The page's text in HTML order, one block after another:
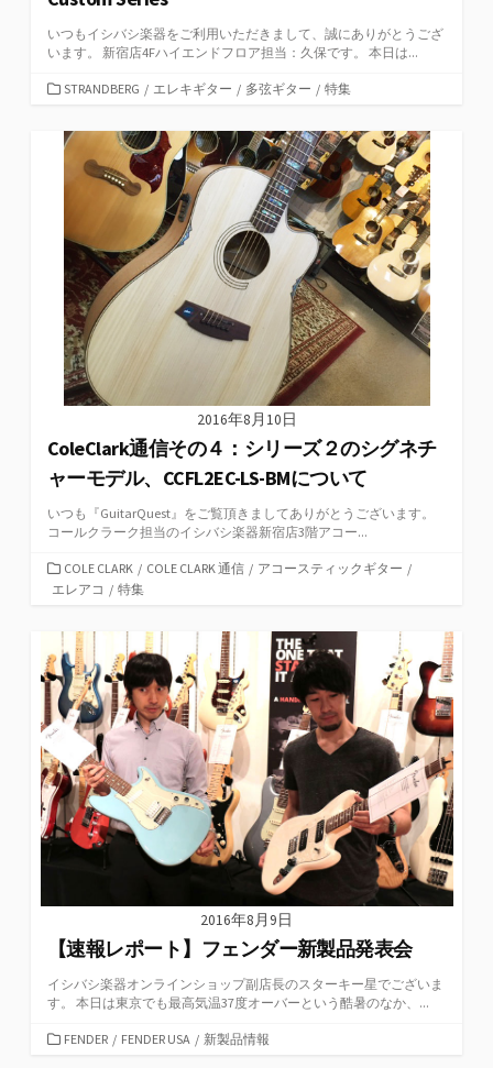
いつもイシバシ楽器をご利用いただきまして、誠にありがとうござ
います。 新宿店4Fハイエンドフロア担当：久保です。 本日は...
カ
ゴ
リ
STRANDBERG / エレキギター / 多弦ギター / 特集
2016年8月10日
ColeClark通信その４：シリーズ２のシグネチ
ャーモデル、CCFL2EC-LS-BMについて
いつも『GuitarQuest』をご覧頂きましてありがとうございます。
コールクラーク担当のイシバシ楽器新宿店3階アコー...
カ
テ
リ
ー
COLE CLARK / COLE CLARK 通信 / アコースティックギター /
エレアコ / 特集
2016年8月9日
【速報レポート】フェンダー新製品発表会
イシバシ楽器オンラインショップ副店長のスターキー星でございま
す。 本日は東京でも最高気温37度オーバーという酷暑のなか、...
カFENDER / FENDER USA / 新製品情報